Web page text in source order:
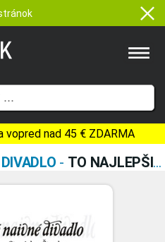
vopred nad 45 € ZDARMA
- TO NAJLEPŠIE 4 - VYGUMUJ A NAPÍŠ / DELOSTRELCI NA MESIACI